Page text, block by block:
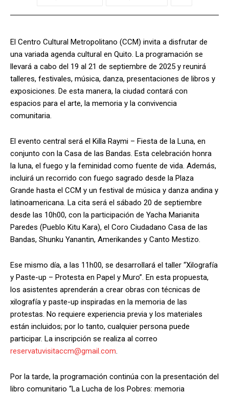
El Centro Cultural Metropolitano (CCM) invita a disfrutar de
una variada agenda cultural en Quito. La programación se
llevará a cabo del 19 al 21 de septiembre de 2025 y reunirá
talleres, festivales, música, danza, presentaciones de libros y
exposiciones. De esta manera, la ciudad contará con
espacios para el arte, la memoria y la convivencia
comunitaria.
El evento central será el Killa Raymi – Fiesta de la Luna, en
conjunto con la Casa de las Bandas. Esta celebración honra
la luna, el fuego y la feminidad como fuente de vida. Además,
incluirá un recorrido con fuego sagrado desde la Plaza
Grande hasta el CCM y un festival de música y danza andina y
latinoamericana. La cita será el sábado 20 de septiembre
desde las 10h00, con la participación de Yacha Marianita
Paredes (Pueblo Kitu Kara), el Coro Ciudadano Casa de las
Bandas, Shunku Yanantin, Amerikandes y Canto Mestizo.
Ese mismo día, a las 11h00, se desarrollará el taller “Xilografía
y Paste-up – Protesta en Papel y Muro”. En esta propuesta,
los asistentes aprenderán a crear obras con técnicas de
xilografía y paste-up inspiradas en la memoria de las
protestas. No requiere experiencia previa y los materiales
están incluidos; por lo tanto, cualquier persona puede
participar. La inscripción se realiza al correo
reservatuvisitaccm@gmail.com
Por la tarde, la programación continúa con la presentación del
libro comunitario “La Lucha de los Pobres: memoria